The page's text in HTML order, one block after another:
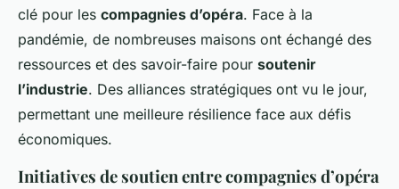
clé pour les compagnies d’opéra. Face à la
pandémie, de nombreuses maisons ont échangé des
ressources et des savoir-faire pour soutenir
l’industrie. Des alliances stratégiques ont vu le jour,
permettant une meilleure résilience face aux défis
économiques.
Initiatives de soutien entre compagnies d’opéra